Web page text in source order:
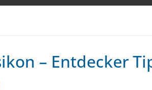
– Entdecker